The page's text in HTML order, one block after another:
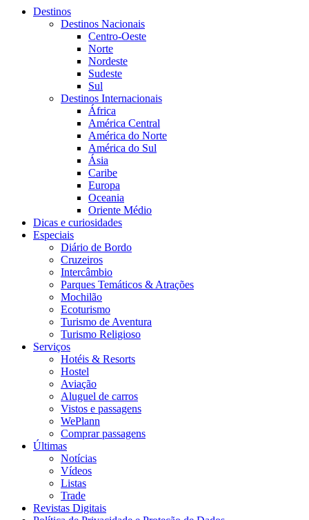
Destinos
Destinos Nacionais
Centro-Oeste
Norte
Nordeste
Sudeste
Sul
Destinos Internacionais
África
América Central
América do Norte
América do Sul
Ásia
Caribe
Europa
Oceania
Oriente Médio
Dicas e curiosidades
Especiais
Diário de Bordo
Cruzeiros
Intercâmbio
Parques Temáticos & Atrações
Mochilão
Ecoturismo
Turismo de Aventura
Turismo Religioso
Serviços
Hotéis & Resorts
Hostel
Aviação
Aluguel de carros
Vistos e passagens
WePlann
Comprar passagens
Últimas
Notícias
Vídeos
Listas
Trade
Revistas Digitais